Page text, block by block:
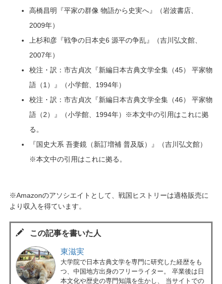
高橋昌明『平家の群像 物語から史実へ』（岩波書店、
2009年）
上杉和彦『戦争の日本史6 源平の争乱』（吉川弘文館、
2007年）
校注・訳：市古貞次『新編日本古典文学全集（45） 平家物
語（1）』（小学館、1994年）
校注・訳：市古貞次『新編日本古典文学全集（46） 平家物
語（2）』（小学館、1994年）※本文中の引用はこれに拠
る。
『国史大系 吾妻鏡（新訂増補 普及版）』（吉川弘文館）
※本文中の引用はこれに拠る。
※Amazonのアソシエイトとして、戦国ヒストリーは適格販売に
より収入を得ています。
この記事を書いた人
東滋実
大学院で日本古典文学を専門に研究した経歴をも
つ、中国地方出身のフリーライター。 卒業後は日
本文化や歴史の専門知識を生かし、 当サイトでの